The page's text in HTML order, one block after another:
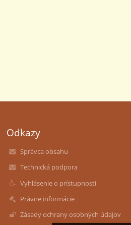
Odkazy
Správca obsahu
Technická podpora
Vyhlásenie o prístupnosti
Právne informácie
Zásady ochrany osobných údajov